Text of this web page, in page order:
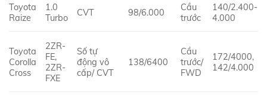
Toyota
Raize
1.0
Turbo
CVT 98/6.000
Cầu
trước
140/2.400-
4.000
Toyota
Corolla
Cross
2ZR-
FE,
2ZR-
FXE
Số tự
động vô
cấp/ CVT
138/6400
Cầu
trước/
FWD
172/4000,
142/4.000